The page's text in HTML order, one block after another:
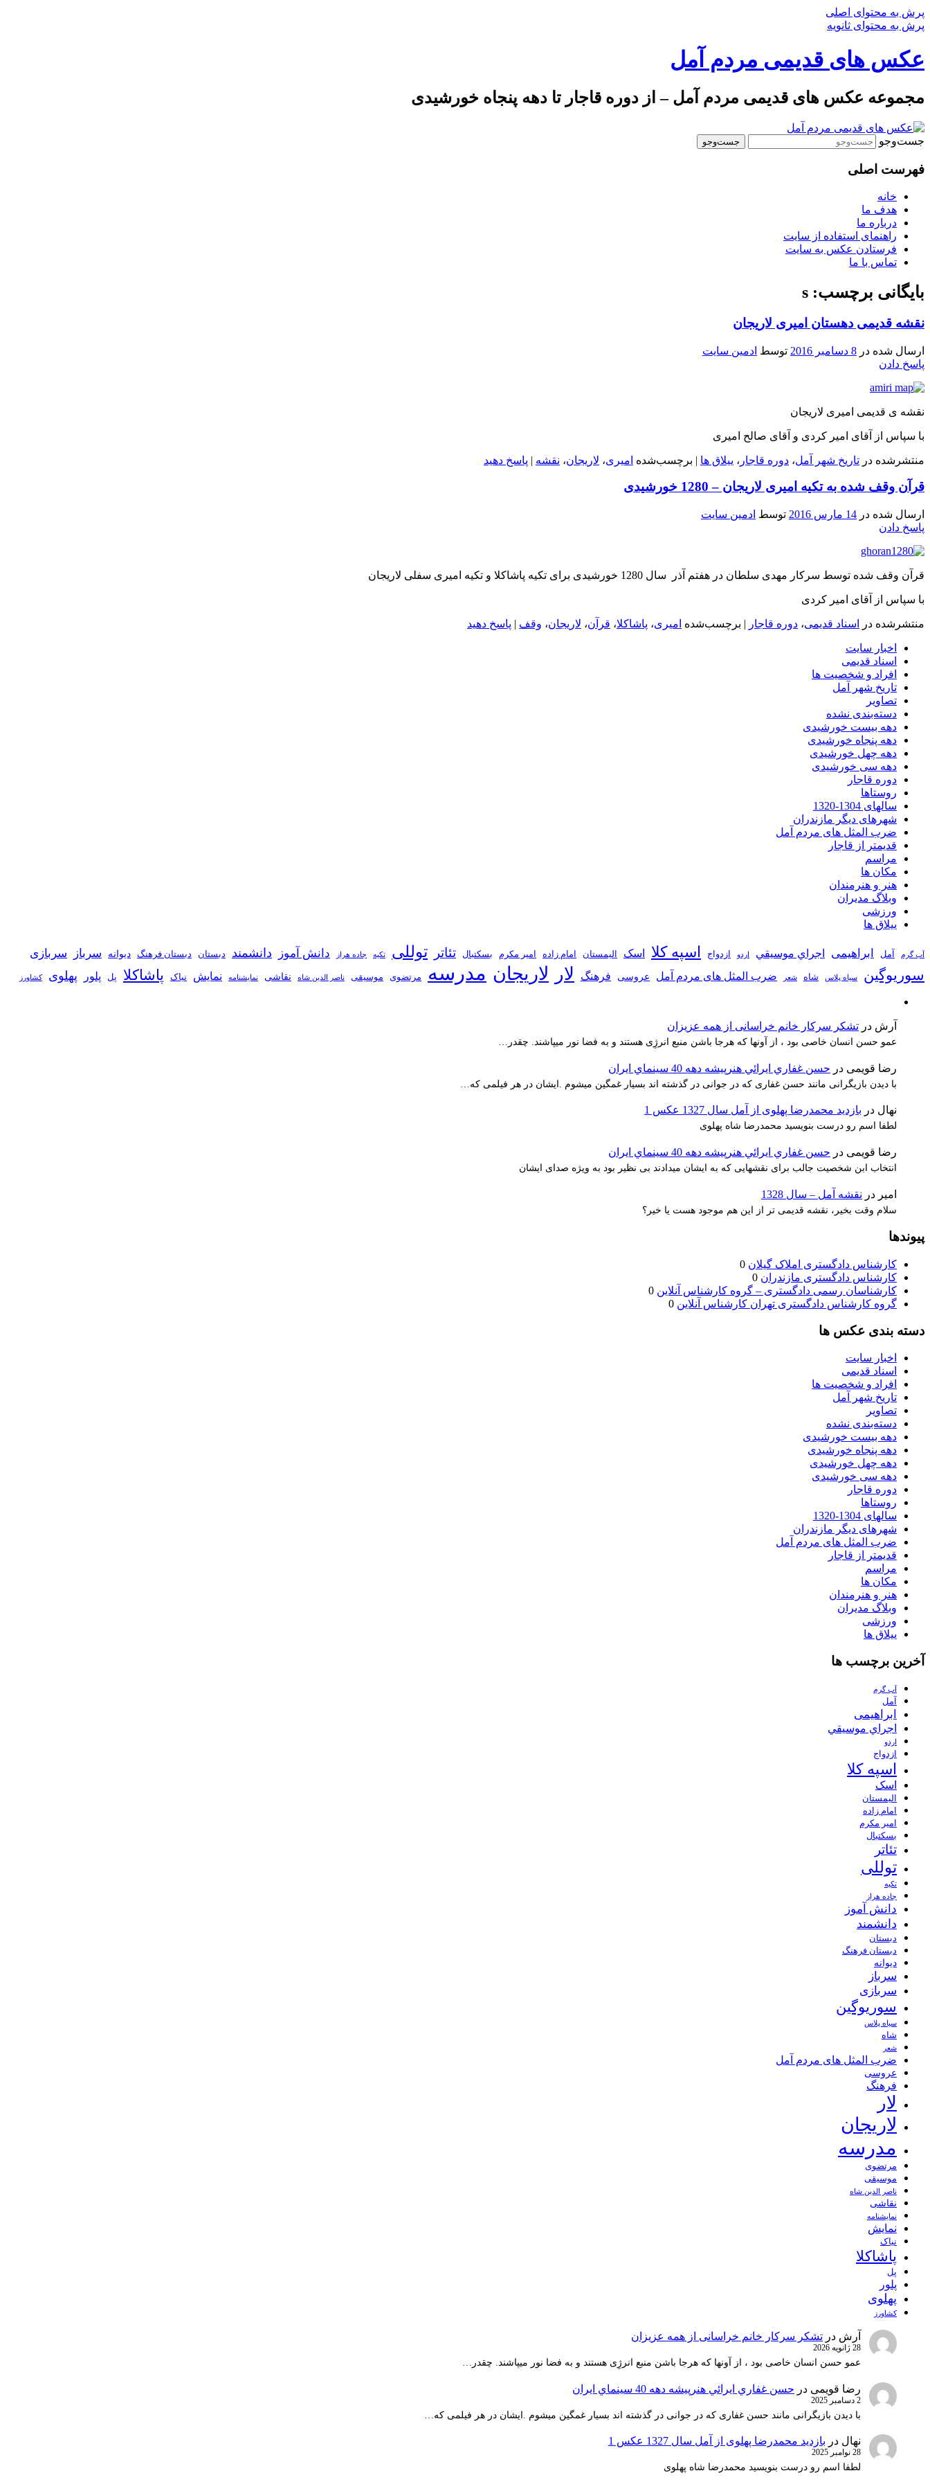
پرش به محتوای اصلی
پرش به محتوای ثانویه
عکس های قدیمی مردم آمل
مجموعه عکس های قدیمی مردم آمل – از دوره قاجار تا دهه پنجاه خورشیدی
جست‌وجو
فهرست اصلی
خانه
هدف ما
درباره ما
راهنمای استفاده از سایت
فرستادن عکس به سایت
تماس با ما
بایگانی برچسب: s
نقشه قدیمی دهستان امیری لاریجان
ارسال شده در 8 دسامبر 2016 توسط ادمین سایت
پاسخ دادن
نقشه ی قدیمی امیری لاریجان
با سپاس از آقای امیر کردی و آقای صالح امیری
منتشرشده در تاریخ شهر آمل، دوره قاجار ، ییلاق ها | برچسب‌شده امیری، لاریجان، نقشه | پاسخ دهید
قرآن وقف شده به تکیه امیری لاریجان – 1280 خورشیدی
ارسال شده در 14 مارس 2016 توسط ادمین سایت
پاسخ دادن
قرآن وقف شده توسط سرکار مهدی سلطان در هفتم آذر سال 1280 خورشیدی برای تکیه پاشاکلا و تکیه امیری سفلی لاریجان
با سپاس از آقای امیر کردی
منتشرشده در اسناد قدیمی، دوره قاجار | برچسب‌شده امیری، پاشاکلا، قرآن، لاریجان، وقف | پاسخ دهید
اخبار سایت
اسناد قدیمی
افراد و شخصیت ها
تاریخ شهر آمل
تصاویر
دسته‌بندی نشده
دهه بیست خورشیدی
دهه پنجاه خورشیدی
دهه چهل خورشیدی
دهه سی خورشیدی
دوره قاجار
روستاها
سالهای 1304-1320
شهرهای دیگر مازندران
ضرب المثل های مردم آمل
قدیمتر از قاجار
مراسم
مکان ها
هنر و هنرمندان
وبلاگ مدیران
ورزشی
ییلاق ها
آب گرم آمل ابراهیمی اجراي موسيقي اردو ازدواج اسپه کلا اسک الیمستان امام زاده امیر مکرم بسکتبال تئاتر توللی تکیه جاده هراز دانش آموز دانشمند دبستان دبستان فرهنگ دیوانه سرباز سربازی
سوریوگین سیاه پلاس شاه شعر ضرب المثل های مردم آمل عروسی فرهنگ لار لاریجان مدرسه مرتضوی موسیقی ناصر الدین شاه نقاشی نمايشنامه نمایش نیاک پاشاکلا پل پلور پهلوی کشاورز
آرش در تشکر سرکار خانم خراسانی از همه عزیزان
عمو حسن انسان خاصی بود ، از آونها که هرجا باشن منبع انرژِی هستند و به فضا نور میپاشند. چقدر…
رضا قویمی در حسن غفاري ايرائي هنرپيشه دهه 40 سينماي ايران
با دیدن بازیگرانی مانند حسن غفاری که در جوانی در گذشته اند بسیار غمگین میشوم .ایشان در هر فیلمی که…
نهال در بازدید محمدرضا پهلوی از آمل سال 1327 عکس 1
لطفا اسم رو درست بنویسید محمدرضا شاه پهلوی
رضا قویمی در حسن غفاري ايرائي هنرپيشه دهه 40 سينماي ايران
انتخاب ابن شخصیت جالب برای نقشهایی که به ایشان میدادند بی نظیر بود به ویژه صدای ایشان
امیر در نقشه آمل – سال 1328
سلام وقت بخیر، نقشه قدیمی تر از این هم موجود هست یا خیر؟
پیوندها
کارشناس دادگستری املاک گیلان
کارشناس دادگستری مازندران
کارشناسان رسمی دادگستری – گروه کارشناس آنلاین
گروه کارشناس دادگستری تهران کارشناس آنلاین
دسته بندی عکس ها
اخبار سایت
اسناد قدیمی
افراد و شخصیت ها
تاریخ شهر آمل
تصاویر
دسته‌بندی نشده
دهه بیست خورشیدی
دهه پنجاه خورشیدی
دهه چهل خورشیدی
دهه سی خورشیدی
دوره قاجار
روستاها
سالهای 1304-1320
شهرهای دیگر مازندران
ضرب المثل های مردم آمل
قدیمتر از قاجار
مراسم
مکان ها
هنر و هنرمندان
وبلاگ مدیران
ورزشی
ییلاق ها
آخرین برچسب ها
آب گرم
آمل
ابراهیمی
اجراي موسيقي
اردو
ازدواج
اسپه کلا
اسک
الیمستان
امام زاده
امیر مکرم
بسکتبال
تئاتر
توللی
تکیه
جاده هراز
دانش آموز
دانشمند
دبستان
دبستان فرهنگ
دیوانه
سرباز
سربازی
سوریوگین
سیاه پلاس
شاه
شعر
ضرب المثل های مردم آمل
عروسی
فرهنگ
لار
لاریجان
مدرسه
مرتضوی
موسیقی
ناصر الدین شاه
نقاشی
نمايشنامه
نمایش
نیاک
پاشاکلا
پل
پلور
پهلوی
کشاورز
آرش در تشکر سرکار خانم خراسانی از همه عزیزان
28 ژانویه 2026
عمو حسن انسان خاصی بود ، از آونها که هرجا باشن منبع انرژِی هستند و به فضا نور میپاشند. چقدر…
رضا قویمی در حسن غفاري ايرائي هنرپيشه دهه 40 سينماي ايران
2 دسامبر 2025
با دیدن بازیگرانی مانند حسن غفاری که در جوانی در گذشته اند بسیار غمگین میشوم .ایشان در هر فیلمی که…
نهال در بازدید محمدرضا پهلوی از آمل سال 1327 عکس 1
28 نوامبر 2025
لطفا اسم رو درست بنویسید محمدرضا شاه پهلوی